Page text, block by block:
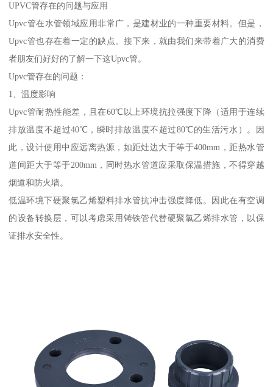
UPVC管存在的问题与应用
Upvc管在水管领域应用非常广，是建材业的一种重要材料。但是，
Upvc管也存在着一定的缺点。接下来，就由我们来带着广大的消费
者朋友们好好的了解一下这Upvc管。
Upvc管存在的问题：
1、温度影响
Upvc管耐热性能差，且在60℃以上环境抗拉强度下降（适用于连续
排放温度不超过40℃，瞬时排放温度不超过80℃的生活污水）。因
此，设计使用中应远离热源，如距灶边大于等于400mm，距热水管
道间距大于等于200mm，同时热水管道应采取保温措施，不得穿越
烟道和防火墙。
低温环境下硬聚氯乙烯塑料排水管抗冲击强度降低。因此在有空调
的设备转换层，可以考虑采用铸铁管代替硬聚氯乙烯排水管，以保
证排水安全性。